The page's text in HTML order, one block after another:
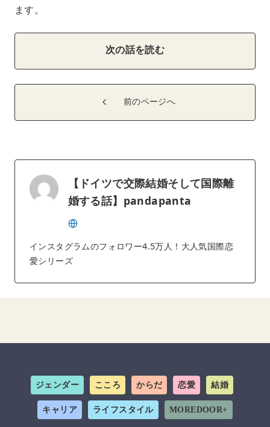
ます。
次の話を読む
前のページへ
【ドイツで交際結婚そして国際離
婚する話】pandapanta
インスタグラムのフォロワー4.5万人！大人気国際恋
愛シリーズ
ジェンダー こころ からだ 恋愛 結婚
キャリア ライフスタイル MOREDOOR+